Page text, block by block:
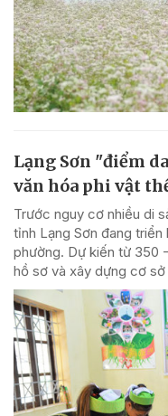
Lạng Sơn "điểm
văn hóa phi vật
Trước nguy cơ nhiều di
tỉnh Lạng Sơn đang
phường. Dự kiến từ 350
hồ sơ và xây dựng cơ sở